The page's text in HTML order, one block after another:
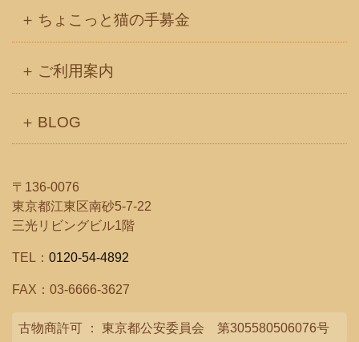
ちょこっと猫の手募金
ご利用案内
BLOG
〒136-0076
東京都江東区南砂5-7-22
三光リビングビル1階
TEL： 0120-54-4892
FAX：03-6666-3627
古物商許可 ： 東京都公安委員会 第305580506076号